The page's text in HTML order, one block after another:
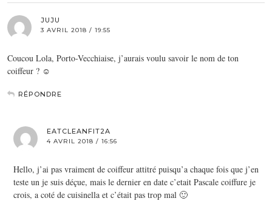
JUJU
3 AVRIL 2018 / 19:55
Coucou Lola, Porto-Vecchiaise, j’aurais voulu savoir le nom de ton
coiffeur ? ☺️
RÉPONDRE
EATCLEANFIT2A
4 AVRIL 2018 / 16:56
Hello, j’ai pas vraiment de coiffeur attitré puisqu’a chaque fois que j’en
teste un je suis déçue, mais le dernier en date c’etait Pascale coiffure je
crois, a coté de cuisinella et c’était pas trop mal 🙂